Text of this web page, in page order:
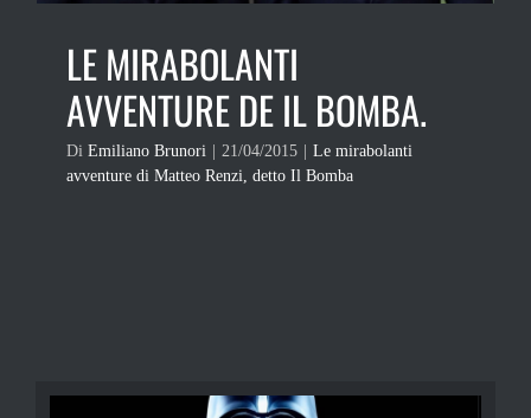
LE MIRABOLANTI
AVVENTURE DE IL BOMBA.
Di Emiliano Brunori | 21/04/2015 | Le mirabolanti
avventure di Matteo Renzi, detto Il Bomba